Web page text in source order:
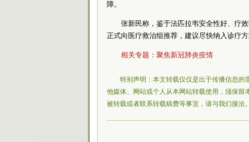
障。
张新民称，鉴于法匹拉韦安全性好、疗
正式向医疗救治组推荐，建议尽快纳入诊疗方
相关专题： 聚焦新冠肺炎疫情
特别声明：本文转载仅仅是出于传播信息
他媒体、网站或个人从本网站转载使用，须保留
被转载或者联系转载稿费等事宜，请与我们接洽。